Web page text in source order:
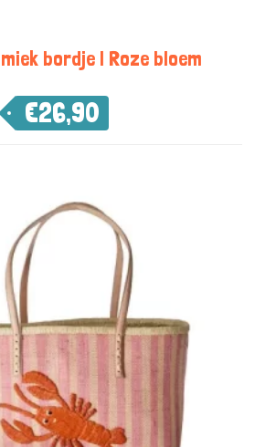
bordje | Roze bloem
€26,90